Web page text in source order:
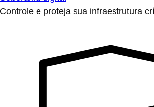
Controle e proteja sua infraestrutura